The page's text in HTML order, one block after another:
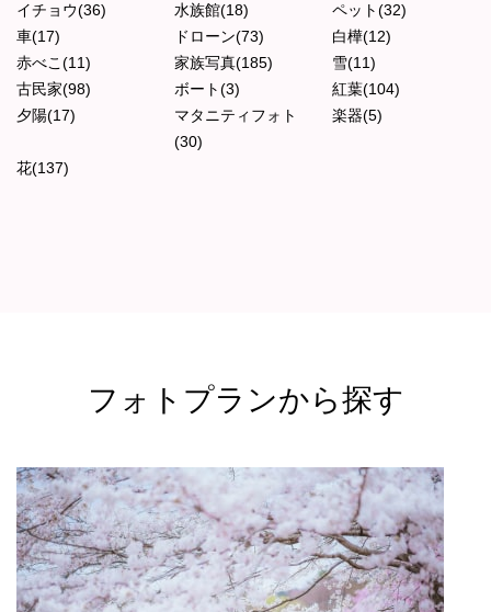
イチョウ(36)
水族館(18)
ペット(32)
車(17)
ドローン(73)
白樺(12)
赤べこ(11)
家族写真(185)
雪(11)
古民家(98)
ボート(3)
紅葉(104)
夕陽(17)
マタニティフォト
(30)
楽器(5)
花(137)
フォトプランから探す